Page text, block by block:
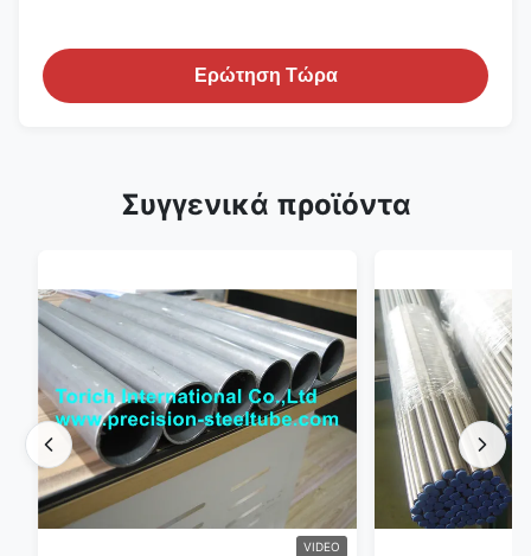
Ερώτηση Τώρα
Συγγενικά προϊόντα
VIDEO